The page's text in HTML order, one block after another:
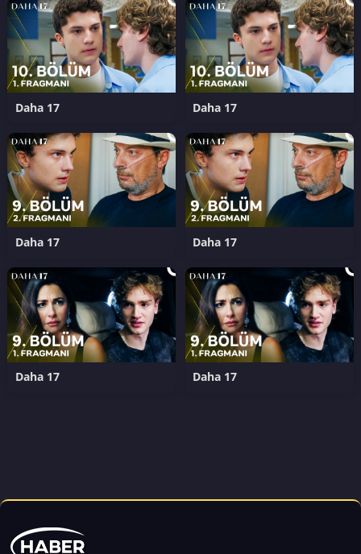
Daha 17 Daha 17
Daha 17 Daha 17
Daha 17 Daha 17